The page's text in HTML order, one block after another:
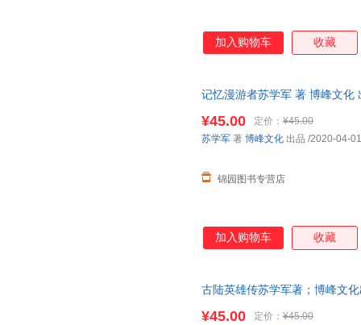
加入购物车 收藏
记忆漫游者苏学军 著 博峰文化
¥45.00 定价： ¥45.00
锦园图书专营店
苏学军 著 博峰文化 出品 /2020-04-01
加入购物车 收藏
古陆英雄传苏学军著；博峰文
¥45.00 定价： ¥45.00